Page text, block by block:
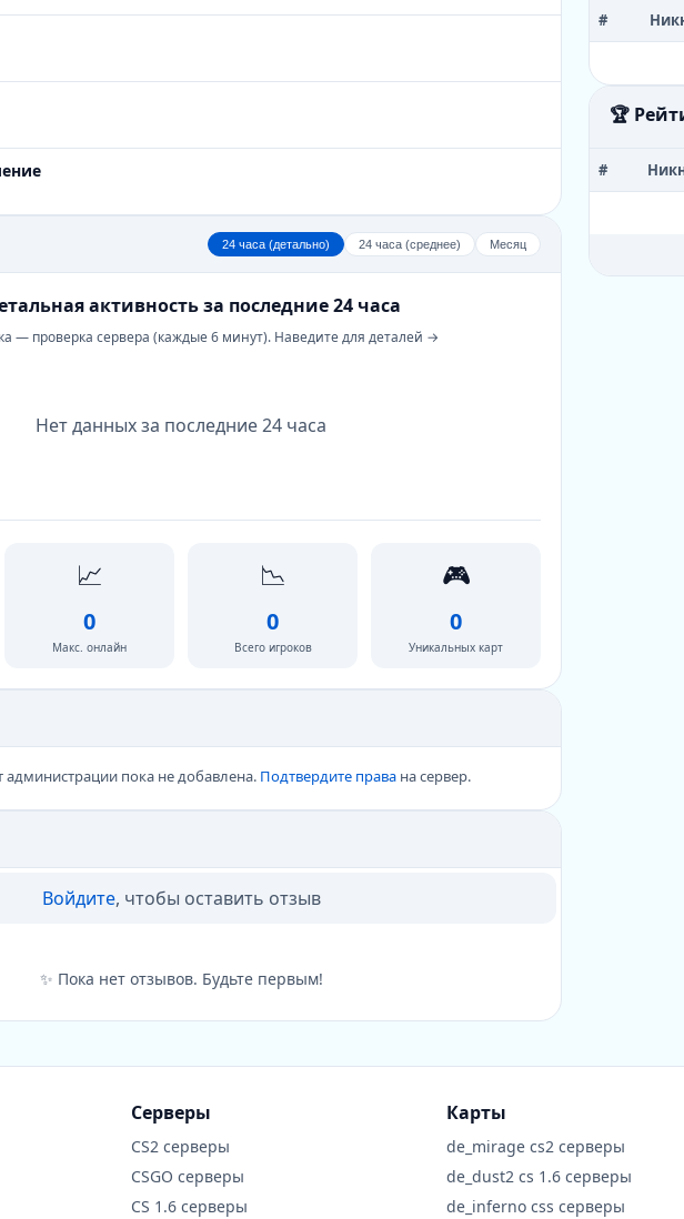
24 часа (детально) 24 часа (среднее) Месяц
активность за последние 24 часа
— проверка сервера (каждые 6 минут). Наведите для деталей →
Нет данных за последние 24 часа
📈
0
Макс. онлайн
📉
0
Всего игроков
🎮
0
Уникальных карт
пока не добавлена. Подтвердите правана сервер.
Войдите, чтобы оставить отзыв
✨ Пока нет отзывов. Будьте первым!
#
🏆
#
Серверы
CS2 серверы
CSGO серверы
CS 1.6 серверы
Карты
de_mirage cs2 серверы
de_dust2 cs 1.6 серверы
de_inferno css серверы